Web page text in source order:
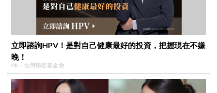
立即諮詢HPV！是對自己健康最好的投資，把握現在不嫌
晚！
PR・台灣癌症基金會